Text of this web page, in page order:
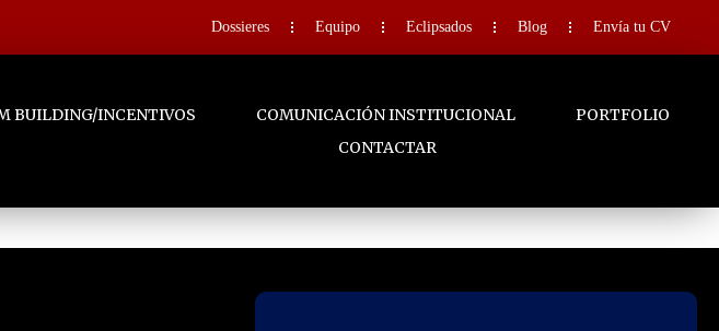
Dossieres Equipo Eclipsados Blog Envía tu CV
BUILDING/INCENTIVOS COMUNICACIÓN INSTITUCIONAL
PORTFOLIO
CONTACTAR